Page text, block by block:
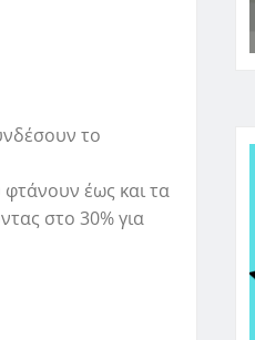
το
έως και τα
στο 30% για